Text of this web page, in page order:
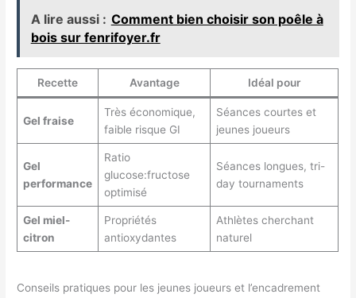
A lire aussi : Comment bien choisir son poêle à
bois sur fenrifoyer.fr
Recette Avantage Idéal pour
Gel fraise
Très économique,
faible risque GI
Séances courtes et
jeunes joueurs
Gel
performance
Ratio
glucose:fructose
optimisé
Séances longues, tri-
day tournaments
Gel miel-
citron
Propriétés
antioxydantes
Athlètes cherchant
naturel
Conseils pratiques pour les jeunes joueurs et l’encadrement